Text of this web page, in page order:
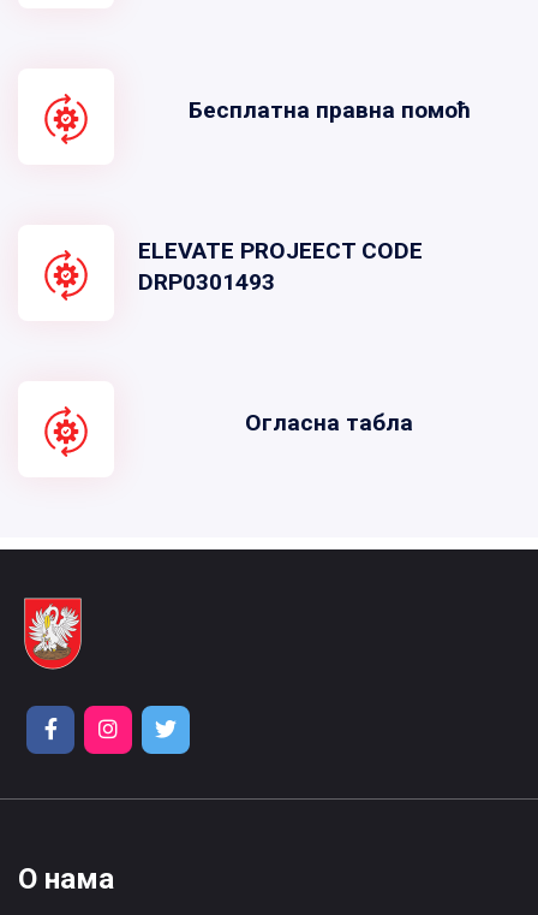
Бесплатна правна помоћ
ELEVATE PROJEECT CODE
DRP0301493
Огласна табла
О нама